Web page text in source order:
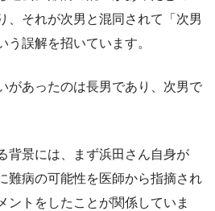
、それが次男と混同されて「次男
う誤解を招いています。
があったのは長男であり、次男で
背景には、まず浜田さん自身が
難病の可能性を医師から指摘され
ントをしたことが関係していま